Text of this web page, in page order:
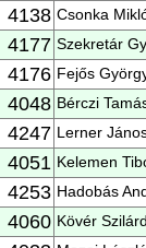
4138 Csonka
4177 Szekretár
4176 Fejős
4048 Bérczi
4247 Lerner
4051 Kelemen
4253 Hadobás
4060 Kövér